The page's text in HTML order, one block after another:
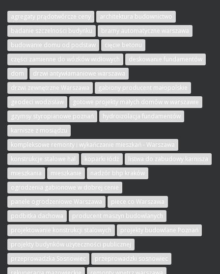
agregaty prądotwórcze ceny
architektura budownictwo
badanie szczelności budynku
bramy automatyczne warszawa
budowanie domu od podstaw
cięcie betonu
części zamienne do wózków widłowych
deskowanie fundamentów
dom
drzwi antywłamaniowe warszawa
drzwi zewnętrzne Warszawa
gabiony producent małopolskie
geodeci wodzisław
gotowe projekty małych domów w warszawie
gzymsy styropianowe poznań
hydroizolacja fundamentów
karnisze z mosiądzu
kompleksowe remonty i wykańczanie mieszkań - Warszawa
konstrukcje stalowe hal
koparki łódź
listwa do zabudowy karnisza
mieszkania
mieszkanie
nadzór bhp kraków
ogrodzenia gabionowe w dobrej cenie
panele ogrodzeniowe Warszawa
piece co Warszawa
podbitka dachowa
producent maszyn budowlanych
projektowanie konstrukcji stalowych
projekty budowlane Poznań
projekty budynków użyteczności publicznej
przeprowadzka Sosnowiec
przeprowadzki sosnowiec